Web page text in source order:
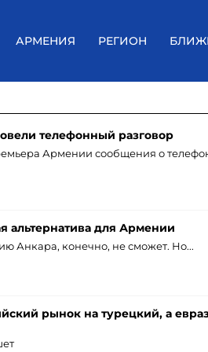
АРМЕНИЯ РЕГИОН
телефонный разговор
Армении сообщения о
альтернатива для Армении
Анкара, конечно, не сможет. Но...
рынок на турецкий, а